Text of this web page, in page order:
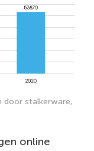
door stalkerware,
online